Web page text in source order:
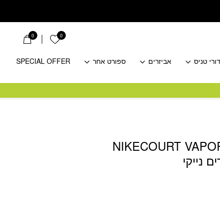
0 הרשימה שלי
0
טניס אביזרים ספורט אחר
SPECIAL OFFER
NIKECOURT
נייקי